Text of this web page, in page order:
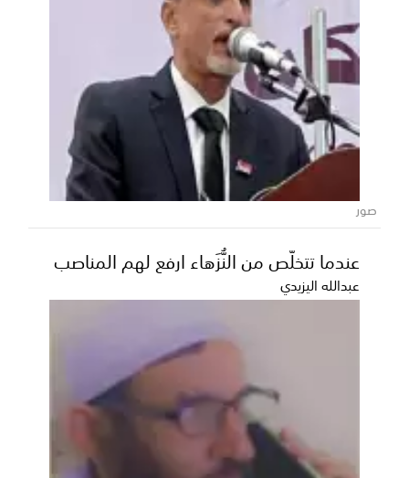
المحافظ بن الوزير يؤكد دعم السلطة
المحلية للمشاريع الخدمية والتنموية
بمديرية بيحان
أكد محافظ محافظة شبوة، رئيس المجلس المحلي، عوض
محمد بن الوزير، حرص السلطة المحلية على تقديم كافة
أوج...
صور
عندما تتخلّص من النُّزَهاء ارفع لهم المناصب
عبدالله اليزيدي